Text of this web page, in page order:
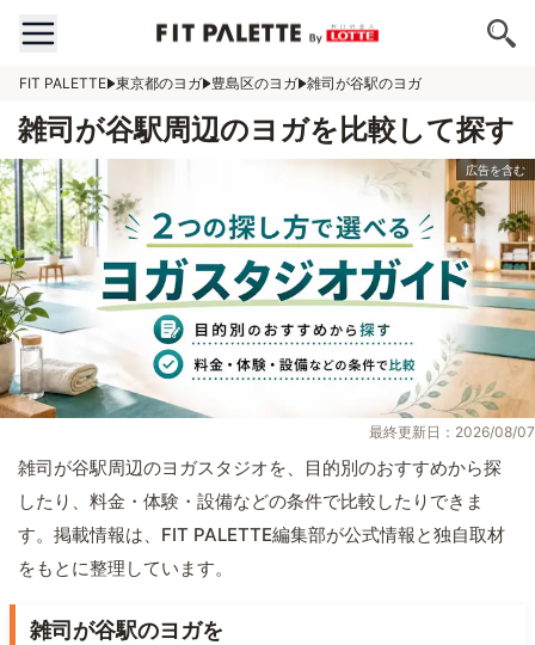
FIT PALETTE 東京都のヨガ 豊島区のヨガ 雑司が谷駅のヨガ
雑司が谷駅周辺のヨガを比較して探す
最終更新日：2026/08/07
雑司が谷駅周辺のヨガスタジオを、目的別のおすすめから探
したり、料金・体験・設備などの条件で比較したりできま
す。掲載情報は、FIT PALETTE編集部が公式情報と独自取材
をもとに整理しています。
雑司が谷駅のヨガを